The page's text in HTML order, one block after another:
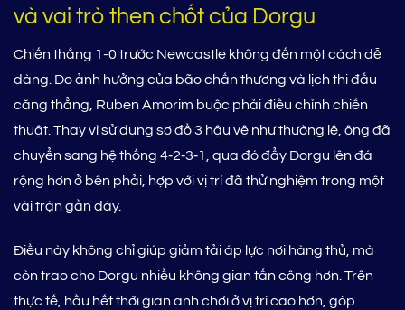
và vai trò then chốt của Dorgu
Chiến thắng 1-0 trước Newcastle không đến một cách dễ
dàng. Do ảnh hưởng của bão chấn thương và lịch thi đấu
căng thẳng, Ruben Amorim buộc phải điều chỉnh chiến
thuật. Thay vì sử dụng sơ đồ 3 hậu vệ như thường lệ, ông đã
chuyển sang hệ thống 4‑2‑3‑1, qua đó đẩy Dorgu lên đá
rộng hơn ở bên phải, hợp với vị trí đã thử nghiệm trong một
vài trận gần đây.
Điều này không chỉ giúp giảm tải áp lực nơi hàng thủ, mà
còn trao cho Dorgu nhiều không gian tấn công hơn. Trên
thực tế, hầu hết thời gian anh chơi ở vị trí cao hơn, góp